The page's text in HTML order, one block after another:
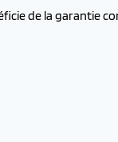
de la garantie